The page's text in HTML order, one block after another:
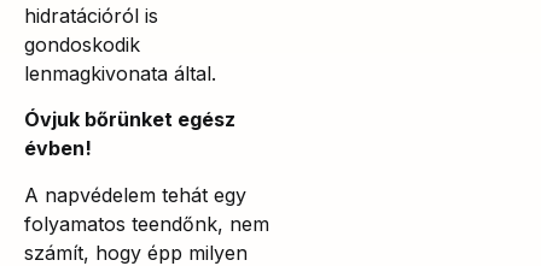
hidratációról is
gondoskodik
lenmagkivonata által.
Óvjuk bőrünket egész
évben!
A napvédelem tehát egy
folyamatos teendőnk, nem
számít, hogy épp milyen